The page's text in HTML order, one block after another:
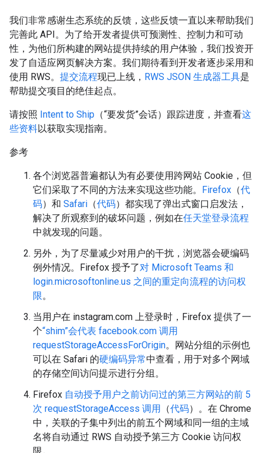
我们非常感谢生态系统的反馈，这些反馈一直以来帮助我们
完善此 API。为了给开发者提供可预测性、控制力和可动
性，为他们所构建的网站提供持续的用户体验，我们投资开
发了自适应网页解决方案。我们期待看到开发者逐步采用和
使用 RWS。 提交流程现已上线， RWS JSON 生成器工具是
帮助提交项目的绝佳起点。
请按照 Intent to Ship （“要发货”会话）跟踪进度，并查看这
些资料以获取实现指南。
参考
各个浏览器普遍都认为有必要使用跨网站 Cookie，但
它们采取了不同的方法来实现这些功能。 Firefox （代
码）和 Safari （代码）都实现了弹出式窗口启发法，
解决了所观察到的破坏问题，例如在任天堂登录流程
中就发现的问题。
另外，为了尽量减少对用户的干扰，浏览器会硬编码
例外情况。Firefox 授予了对 Microsoft Teams 和
login.microsoftonline.us 之间的重定向流程的访问权
限。
当用户在 instagram.com 上登录时，Firefox 提供了一
个“shim”会代表 facebook.com 调用
requestStorageAccessForOrigin。网站分组的示例也
可以在 Safari 的硬编码异常中查看，用于对多个网域
的存储空间访问提示进行分组。
Firefox 自动授予用户之前访问过的第三方网站的前 5
次 requestStorageAccess 调用 （代码）。在 Chrome
中，关联的子集中列出的前五个网域和同一组的主域
名将自动通过 RWS 自动授予第三方 Cookie 访问权
限。